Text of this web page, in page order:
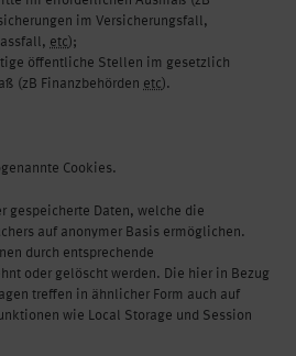
im Versicherungsfall,
etc);
öffentliche Stellen im gesetzlich
(zB Finanzbehörden etc).
Cookies.
gespeicherte Daten, welche die
auf anonymer Basis ermöglichen.
durch entsprechende
oder gelöscht werden. Die hier in Bezug
treffen in ähnlicher Form auch auf
wie Local Storage und Session